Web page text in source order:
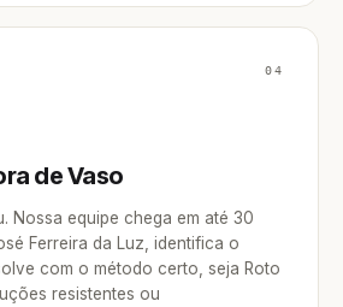
04
de Vaso
Nossa equipe chega em até 30
Ferreira da Luz, identifica o
com o método certo, seja Roto
resistentes ou